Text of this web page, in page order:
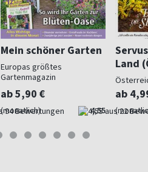
Mein schöner Garten
Europas größtes
Gartenmagazin
ab 5,90 €
(monatlich) 4,55
Land
ab